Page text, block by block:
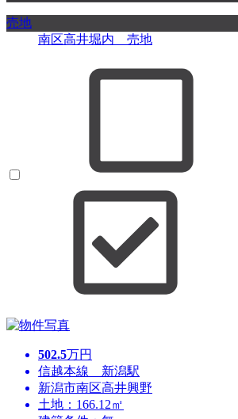
売地
南区高井堀内 売地
502.5万円
信越本線 新潟駅
新潟市南区高井興野
土地：166.12㎡